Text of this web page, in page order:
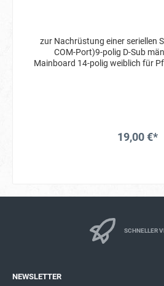
zur Nachrüstung einer seriellen
COM-Port)9-polig D-Sub
Mainboard 14-polig weiblich für
19,00 €*
SCHNELLER
NEWSLETTER